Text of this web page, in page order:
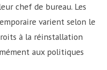
chef de bureau. Les
varient selon le
à la réinstallation
aux politiques